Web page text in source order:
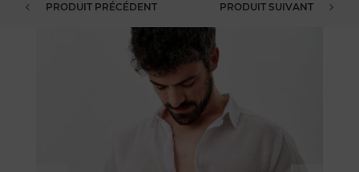
PRODUIT PRÉCÉDENT PRODUIT SUIVANT